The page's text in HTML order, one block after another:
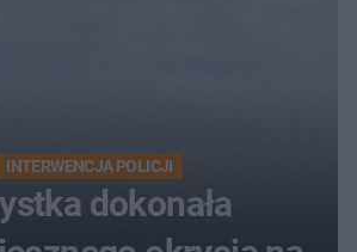
INTERWENCJA POLICJI
dokonała